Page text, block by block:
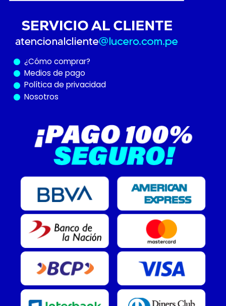
¿Cómo comprar?
Medios de pago
Política de privacidad
Nosotros